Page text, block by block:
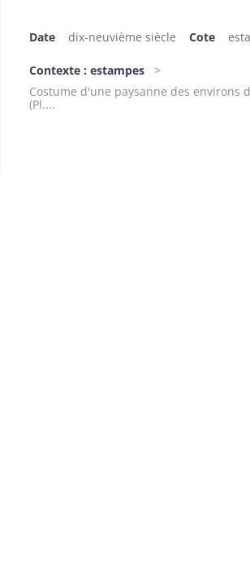
Date dix-neuvième siècle Cote
Contexte : estampes
Costume d'une paysanne des environs
(Pl....